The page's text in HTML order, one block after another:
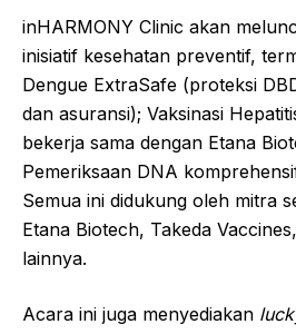
inHARMONY Clinic akan
inisiatif kesehatan preventif,
Dengue ExtraSafe (proteksi
dan asuransi); Vaksinasi
bekerja sama dengan Etana
Pemeriksaan DNA
Semua ini didukung oleh mitra
Etana Biotech, Takeda
lainnya.
Acara ini juga menyediakan